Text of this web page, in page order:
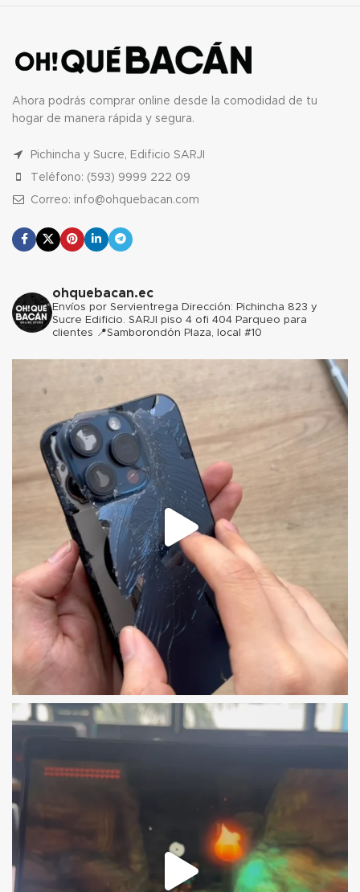
Ahora podrás comprar online desde la comodidad de tu
hogar de manera rápida y segura.
Pichincha y Sucre, Edificio SARJI
Teléfono: (593) 9999 222 09
Correo: info@ohquebacan.com
ohquebacan.ec
Envíos por Servientrega Dirección: Pichincha 823 y
Sucre Edificio. SARJI piso 4 ofi 404 Parqueo para
clientes 📍Samborondón Plaza, local #10